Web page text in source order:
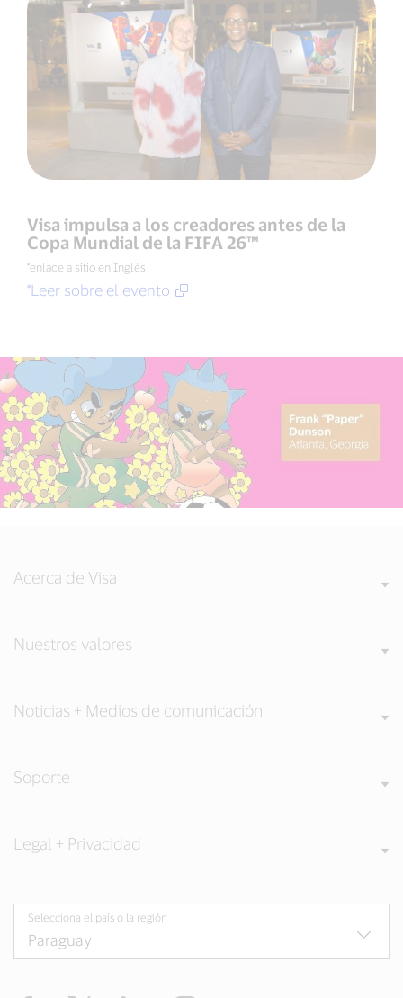
Visa impulsa a los creadores antes de la
Copa Mundial de la FIFA 26™
*enlace a sitio en Inglés
*Leer sobre el evento
Acerca de Visa
Nuestros valores
Noticias + Medios de comunicación
Soporte
Legal + Privacidad
Selecciona el país o la región